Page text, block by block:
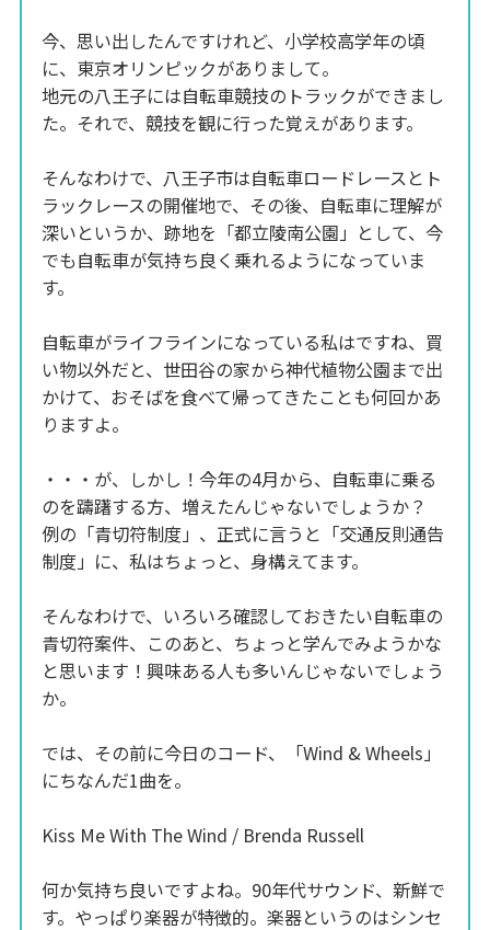
今、思い出したんですけれど、小学校高学年の頃
に、東京オリンピックがありまして。
地元の八王子には自転車競技のトラックができまし
た。それで、競技を観に行った覚えがあります。
そんなわけで、八王子市は自転車ロードレースとト
ラックレースの開催地で、その後、自転車に理解が
深いというか、跡地を「都立陵南公園」として、今
でも自転車が気持ち良く乗れるようになっていま
す。
自転車がライフラインになっている私はですね、買
い物以外だと、世田谷の家から神代植物公園まで出
かけて、おそばを食べて帰ってきたことも何回かあ
りますよ。
・・・が、しかし！今年の4月から、自転車に乗る
のを躊躇する方、増えたんじゃないでしょうか？
例の「青切符制度」、正式に言うと「交通反則通告
制度」に、私はちょっと、身構えてます。
そんなわけで、いろいろ確認しておきたい自転車の
青切符案件、このあと、ちょっと学んでみようかな
と思います！興味ある人も多いんじゃないでしょう
か。
では、その前に今日のコード、「Wind & Wheels」
にちなんだ1曲を。
Kiss Me With The Wind / Brenda Russell
何か気持ち良いですよね。90年代サウンド、新鮮で
す。やっぱり楽器が特徴的。楽器というのはシンセ